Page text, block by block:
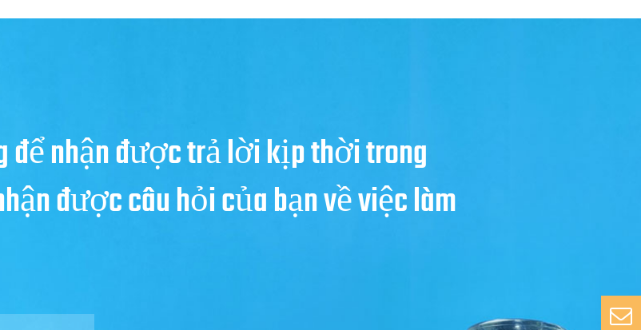
để nhận được trả lời kịp thời trong
được câu hỏi của bạn về việc làm